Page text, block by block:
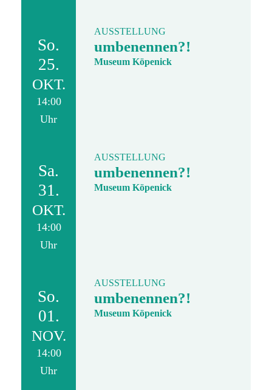
So.
25.
OKT.
14:00
Uhr
AUSSTELLUNG
umbenennen?!
Museum Köpenick
Sa.
31.
OKT.
14:00
Uhr
AUSSTELLUNG
umbenennen?!
Museum Köpenick
So.
01.
NOV.
14:00
Uhr
AUSSTELLUNG
umbenennen?!
Museum Köpenick